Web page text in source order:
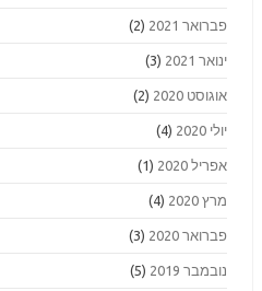
פברואר 2021 (2)
ינואר 2021 (3)
אוגוסט 2020 (2)
יולי 2020 (4)
אפריל 2020 (1)
מרץ 2020 (4)
פברואר 2020 (3)
נובמבר 2019 (5)